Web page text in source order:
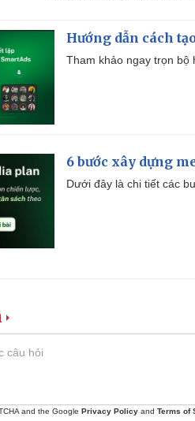
Hướng dẫn cách
Tham khảo ngay trọn bộ
6 bước xây dựng
Dưới đây là chi tiết các
and the Google Privacy Policy and Terms of